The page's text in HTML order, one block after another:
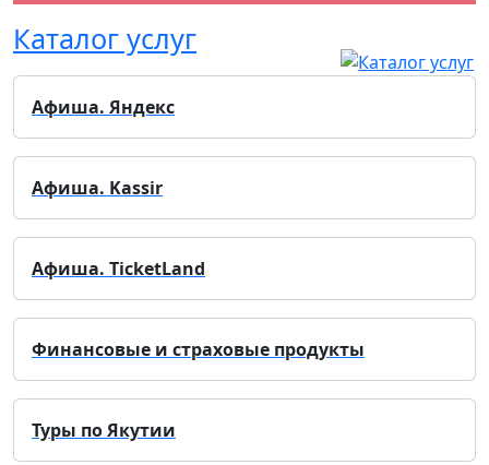
Каталог услуг
Афиша. Яндекс
Афиша. Kassir
Афиша. TicketLand
Финансовые и страховые продукты
Туры по Якутии